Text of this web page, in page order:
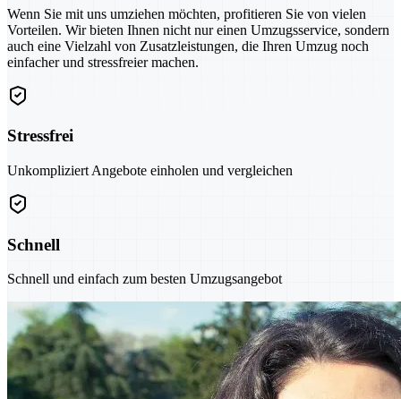
Wenn Sie mit uns umziehen möchten, profitieren Sie von vielen
Vorteilen. Wir bieten Ihnen nicht nur einen Umzugsservice, sondern
auch eine Vielzahl von Zusatzleistungen, die Ihren Umzug noch
einfacher und stressfreier machen.
Stressfrei
Unkompliziert Angebote einholen und vergleichen
Schnell
Schnell und einfach zum besten Umzugsangebot